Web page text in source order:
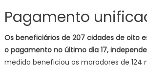
Pagamento
Os beneficiários de 207 cidades de oito
o pagamento no último dia 17,
medida beneficiou os moradores de 124